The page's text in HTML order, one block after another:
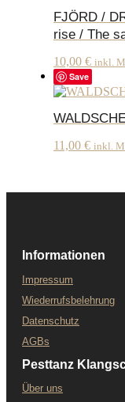
FJÖRD /
rise / The
10,00 € inkl.
Save
11,00 € inkl.
Informationen
Impressum
Wiederrufsbelehrung
Datenschutz
AGBs
Pesttanz
Über uns